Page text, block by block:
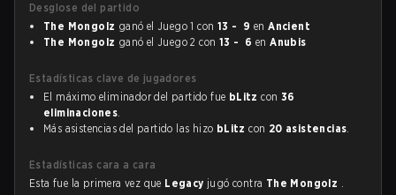
Desglose del partido
The Mongolz ganó el Juego 1 con 13 - 9 enAncient
The Mongolz ganó el Juego 2 con 13 - 6 enAnubis
Estadísticas clave de jugadores
El máximo eliminador del partido fue bLitz con 36
eliminaciones.
Más asistencias del partido las hizo bLitz con 20 asistencias.
Estadísticas cara a cara
Esta fue la primera vez que Legacy jugó contra The Mongolz .